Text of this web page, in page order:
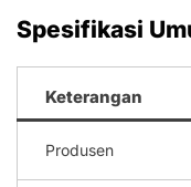
Spesifikasi
Keterangan
Produsen